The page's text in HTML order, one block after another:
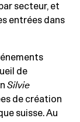
secteur, et
entrées dans
de
Silvie
de création
suisse. Au